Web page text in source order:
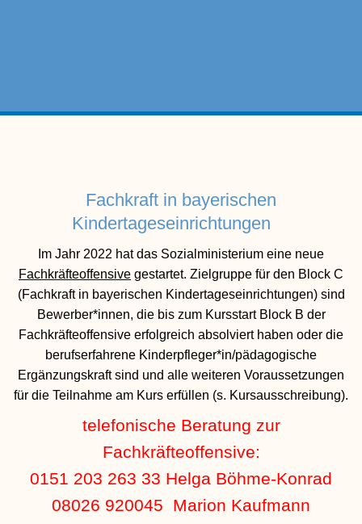
Fachkraft in bayerischen
Kindertageseinrichtungen
Im Jahr 2022 hat das Sozialministerium eine neue
Fachkräfteoffensive gestartet. Zielgruppe für den Block C
(Fachkraft in bayerischen Kindertageseinrichtungen) sind
Bewerber*innen, die bis zum Kursstart Block B der
Fachkräfteoffensive erfolgreich absolviert haben oder die
berufserfahrene Kinderpfleger*in/pädagogische
Ergänzungskraft sind und alle weiteren Voraussetzungen
für die Teilnahme am Kurs erfüllen (s. Kursausschreibung).
telefonische Beratung zur
Fachkräfteoffensive:
0151 203 263 33 Helga Böhme-Konrad
08026 920045 Marion Kaufmann